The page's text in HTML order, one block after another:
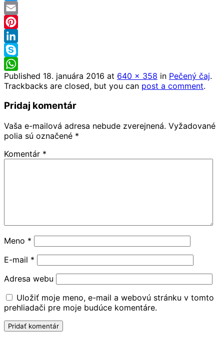
Twitter
Email
Pinterest
LinkedIn
Skype
WhatsApp
Published 18. januára 2016 at 640 × 358 in Pečený čaj.
Trackbacks are closed, but you can post a comment.
Pridaj komentár
Vaša e-mailová adresa nebude zverejnená. Vyžadované
polia sú označené *
Komentár *
Meno *
E-mail *
Adresa webu
Uložiť moje meno, e-mail a webovú stránku v tomto
prehliadači pre moje budúce komentáre.